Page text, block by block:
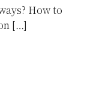
How to
[…]